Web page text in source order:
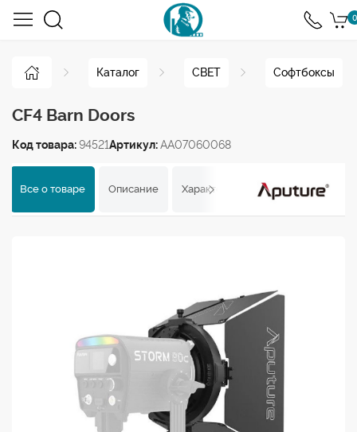
0
Каталог СВЕТ Софтбоксы
CF4 Barn Doors
Код товара:94521Артикул:AA07060068
Все о товаре Описание Характеристики Отзывы